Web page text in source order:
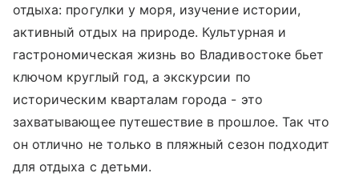
отдыха: прогулки у моря, изучение истории,
активный отдых на природе. Культурная и
гастрономическая жизнь во Владивостоке бьет
ключом круглый год, а экскурсии по
историческим кварталам города - это
захватывающее путешествие в прошлое. Так что
он отлично не только в пляжный сезон подходит
для отдыха с детьми.